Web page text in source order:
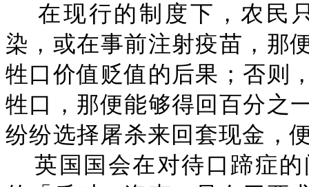
在现行的制度下，农民
染，或在事前注射疫苗，那
牲口价值贬值的后果；否则
牲口，那便能够得回百分之
纷纷选择屠杀来回套现金，
英国国会在对待口蹄症